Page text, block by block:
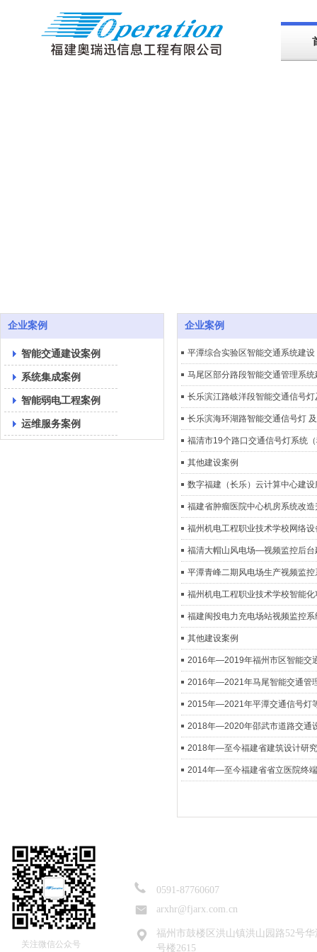
企业案例
智能交通建设案例
系统集成案例
智能弱电工程案例
运维服务案例
企业案例
平潭综合实验区智能交通系统建设
马尾区部分路段智能交通管理系统
长乐滨江路岐洋段智能交通信号
长乐滨海环湖路智能交通信号灯
福清市19个路口交通信号灯系统
其他建设案例
数字福建（长乐）云计算中心建设
福建省肿瘤医院中心机房系统改造
福州机电工程职业技术学校网络
福清大帽山风电场—视频监控后台
平潭青峰二期风电场生产视频监控
福州机电工程职业技术学校智能
福建闽投电力充电场站视频监控
其他建设案例
2016年—2019年福州市区智能交
2016年—2021年马尾智能交通管
2015年—2021年平潭交通信号灯
2018年—2020年邵武市道路交通
2018年—至今福建省建筑设计研
2014年—至今福建省省立医院终
福州市鼓楼区洪山镇洪山园路52号
号楼2615
arxhr@fjarx.com.cn
0591-87760607
关注微信公众号